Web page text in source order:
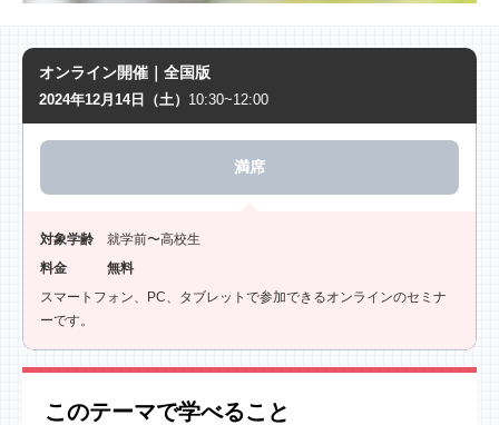
オンライン開催｜全国版
2024年12月14日（土） 10:30~12:00
満席
対象学齢
就学前〜高校生
料金
無料
スマートフォン、PC、タブレットで参加できるオンラインのセミナ
ーです。
このテーマで学べること